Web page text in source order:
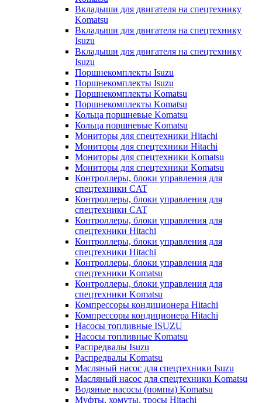
Вкладыши для двигателя на спецтехнику
Komatsu
Вкладыши для двигателя на спецтехнику
Isuzu
Вкладыши для двигателя на спецтехнику
Isuzu
Поршнекомплекты Isuzu
Поршнекомплекты Isuzu
Поршнекомплекты Komatsu
Поршнекомплекты Komatsu
Кольца поршневые Komatsu
Кольца поршневые Komatsu
Мониторы для спецтехники Hitachi
Мониторы для спецтехники Hitachi
Мониторы для спецтехники Komatsu
Мониторы для спецтехники Komatsu
Контроллеры, блоки управления для
спецтехники CAT
Контроллеры, блоки управления для
спецтехники CAT
Контроллеры, блоки управления для
спецтехники Hitachi
Контроллеры, блоки управления для
спецтехники Hitachi
Контроллеры, блоки управления для
спецтехники Komatsu
Контроллеры, блоки управления для
спецтехники Komatsu
Компрессоры кондиционера Hitachi
Компрессоры кондиционера Hitachi
Насосы топливные ISUZU
Насосы топливные Komatsu
Распредвалы Isuzu
Распредвалы Komatsu
Масляный насос для спецтехники Isuzu
Масляный насос для спецтехники Komatsu
Водяные насосы (помпы) Komatsu
Муфты, хомуты, тросы Hitachi